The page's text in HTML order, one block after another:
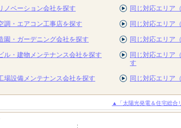
ノベーション会社を探す 同じ対応エリア
調・エアコン工事店を探す 同じ対応エリア
園・ガーデニング会社を探す 同じ対応エリア
ル・建物メンテナンス会社を探す
同じ対応エリア
す
場設備メンテナンス会社を探す 同じ対応エリア
▲「太陽光発電＆住宅総合